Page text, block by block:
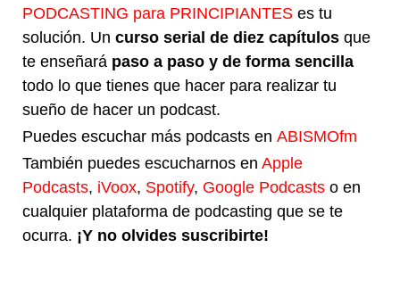
PODCASTING para PRINCIPIANTES es tu
solución. Uncurso serial de diez capítulos que
te enseñará paso a paso y de forma sencilla
todo lo que tienes que hacer para realizar tu
sueño de hacer un podcast.
Puedes escuchar más podcasts enABISMOfm
También puedes escucharnos enApple
Podcasts, iVoox, Spotify, Google Podcasts o en
cualquier plataforma de podcasting que se te
ocurra. ¡Y no olvides suscribirte!